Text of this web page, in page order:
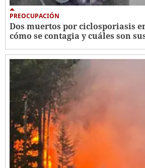
PREOCUPACIÓN
Dos muertos por ciclosporiasis
cómo se contagia y cuáles son